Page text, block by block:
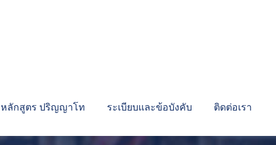
หลักสูตร ปริญญาโท ระเบียบและข้อบังคับ ติดต่อเรา